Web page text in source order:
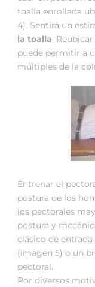
toalla enrollada
4). Sentirá un
la toalla.
puede permitir a
múltiples de la
Entrenar el
postura de los
los pectorales
postura y
clásico de
(imagen 5) o un
pectoral.
Por diversos